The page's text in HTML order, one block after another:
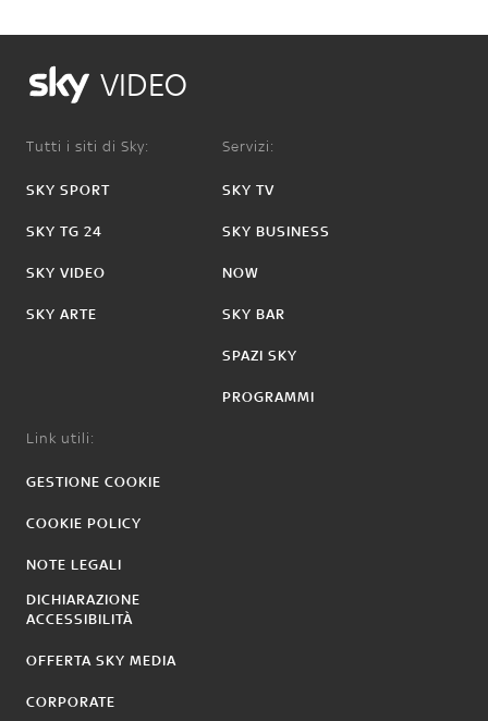
VIDEO
Tutti i siti di Sky:
SKY SPORT
SKY TG 24
SKY VIDEO
SKY ARTE
Servizi:
SKY TV
SKY BUSINESS
NOW
SKY BAR
SPAZI SKY
PROGRAMMI
Link utili:
GESTIONE COOKIE
COOKIE POLICY
NOTE LEGALI
DICHIARAZIONE
ACCESSIBILITÀ
OFFERTA SKY MEDIA
CORPORATE